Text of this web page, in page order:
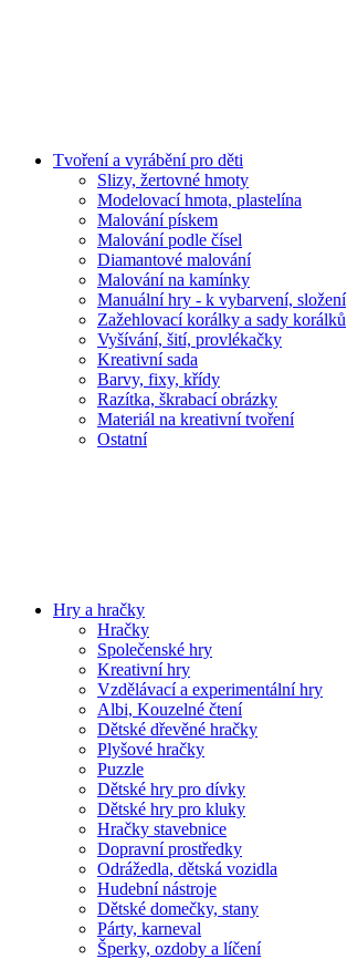
Tvoření a vyrábění pro děti
Slizy, žertovné hmoty
Modelovací hmota, plastelína
Malování pískem
Malování podle čísel
Diamantové malování
Malování na kamínky
Manuální hry - k vybarvení, složení
Zažehlovací korálky a sady korálků
Vyšívání, šití, provlékačky
Kreativní sada
Barvy, fixy, křídy
Razítka, škrabací obrázky
Materiál na kreativní tvoření
Ostatní
Hry a hračky
Hračky
Společenské hry
Kreativní hry
Vzdělávací a experimentální hry
Albi, Kouzelné čtení
Dětské dřevěné hračky
Plyšové hračky
Puzzle
Dětské hry pro dívky
Dětské hry pro kluky
Hračky stavebnice
Dopravní prostředky
Odrážedla, dětská vozidla
Hudební nástroje
Dětské domečky, stany
Párty, karneval
Šperky, ozdoby a líčení